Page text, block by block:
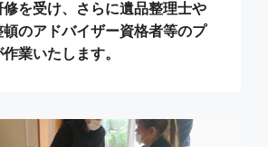
を受け、さらに遺品整理士や
のアドバイザー資格者等のプ
業いたします。